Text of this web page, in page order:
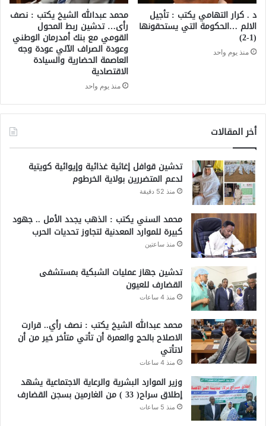
د . كرار التهامي يكتب : تأجيل
الالم …الحكومة التي يستحقونها
(1-2)
منذ يوم واحد
محمد عبدالله الشيخ يكتب : نصف
رأى… تدشين ربط المحول
القومي مع بنك أمدرمان الوطني
وعودة الصراف الآلي عودة وجه
العاصمة الحضارية والسيادة
الاقتصادية
منذ يوم واحد
أخر المقالات
تدشين قوافل إغاثية غذائية وإيوائية كويتية
لدعم المتضررين بولاية الخرطوم
منذ 52 دقيقة
محمد السني يكتب : الذهب يجدد الأمل .. جهود
كبيرة للموارد المعدنية لتجاوز تحديات الحرب
منذ ساعتين
تدشين جهاز عمليات الشبكية بمستشفى
القضارف للعيون
منذ 4 ساعات
محمد عبدالله الشيخ يكتب : نصف رأي.. قرارت
الاصلاح بالحج والعمرة أن تأتي متأخر خير من أن
لاتأتي
منذ 4 ساعات
وزير الموارد البشرية والرعاية الاجتماعية يشهد
إطلاق سراح( 33 ) من الغارمين بسجن القضارف
منذ 5 ساعات